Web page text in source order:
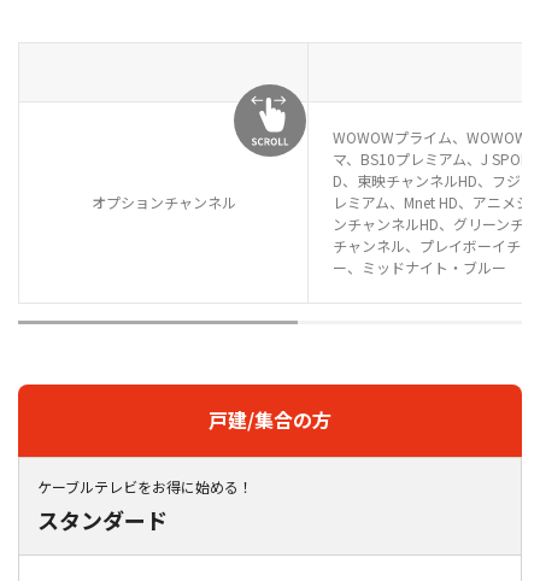
オプションチャンネル
WOWOWプライム、WOWOW
マ、BS10プレミアム、J
D、東映チャンネルHD、フジ
レミアム、Mnet HD、アニメシ
ンチャンネルHD、グリーンチ
チャンネル、プレイボーイチ
ー、ミッドナイト・ブルー
戸建/集合の方
ケーブルテレビをお得に始める！
スタンダード